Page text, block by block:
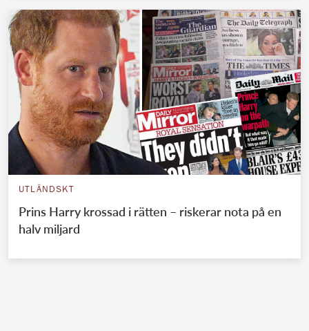
UTLÄNDSKT
Prins Harry krossad i rätten – riskerar nota på en
halv miljard